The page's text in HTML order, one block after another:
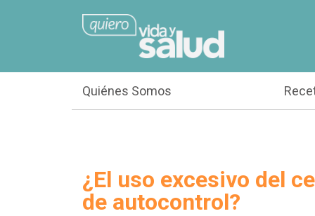
Quiénes Somos
¿El uso excesivo del
de autocontrol?